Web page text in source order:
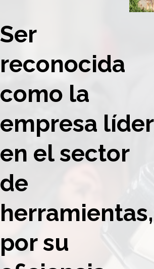
Ser
reconocida
como la
empresa líder
en el sector
de
herramientas,
por su